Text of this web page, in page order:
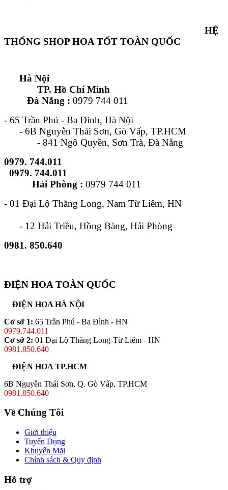
HỆ
THỐNG SHOP HOA TỐT TOÀN QUỐC
Hà Nội
TP. Hồ Chí Minh
Đà Nẵng : 0979 744 011
- 65 Trần Phú - Ba Đình, Hà Nội
- 6B Nguyễn Thái Sơn, Gò Vấp, TP.HCM
- 841 Ngô Quyền, Sơn Trà, Đà Nẵng
0979. 744.011
0979. 744.011
Hải Phòng : 0979 744 011
- 01 Đại Lộ Thăng Long, Nam Từ Liêm, HN
- 12 Hải Triều, Hồng Bàng, Hải Phòng
0981. 850.640
ĐIỆN HOA TOÀN QUỐC
ĐIỆN HOA HÀ NỘI
Cơ sở 1: 65 Trần Phú - Ba Đình - HN
0979.744.011
Cơ sở 2: 01 Đại Lộ Thăng Long-Từ Liêm - HN
0981.850.640
ĐIỆN HOA TP.HCM
6B Nguyễn Thái Sơn, Q. Gò Vấp, TP.HCM
0981.850.640
Về Chúng Tôi
Giới thiệu
Tuyển Dụng
Khuyến Mãi
Chính sách & Quy định
Hỗ trợ